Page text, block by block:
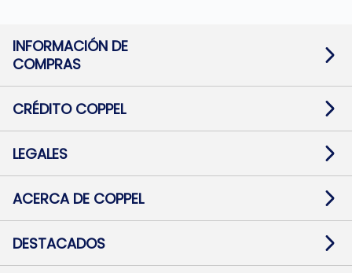
INFORMACIÓN DE
COMPRAS
Términos y condiciones
Botón de arrepentimiento
Mapa de sitio
CRÉDITO COPPEL
Solicitar Crédito
Medios de Pago
Pago Fácil Online
LEGALES
Baja contratos
Defensa al consumidor CABA
ACERCA DE COPPEL
Trabajá con Nosotros
Preguntas Frecuentes
DESTACADOS